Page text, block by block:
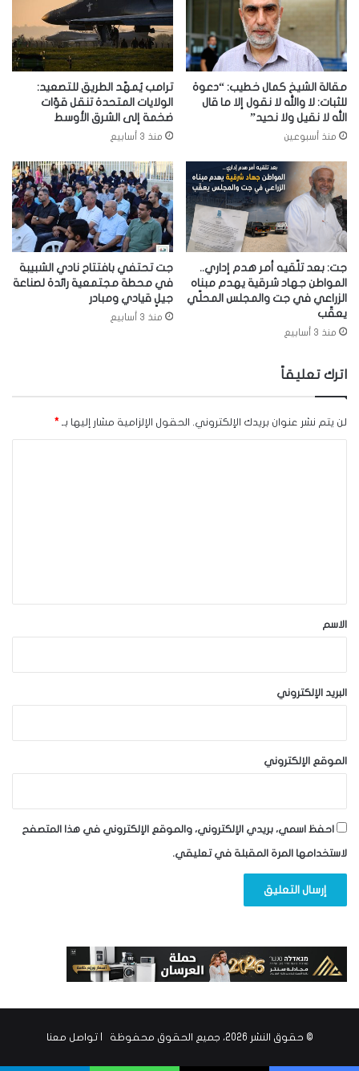
مقالة الشيخ كمال خطيب: “دعوة
للثبات: لا والله لا نقول إلا ما قال
الله لا نقيل ولا نحيد”
منذ أسبوعين
ترامب يُمهّد الطريق للتصعيد:
الولايات المتحدة تنقل قوّات
ضخمة إلى الشرق الأوسط
منذ 3 أسابيع
جت: بعد تلّقيه أمر هدم إداري..
المواطن جهاد شرقية يهدم مبناه
الزراعي في جت والمجلس المحلّي
يعقّب
منذ 3 أسابيع
جت تحتفي بافتتاح نادي الشبيبة
في محطة مجتمعية رائدة لصناعة
جيلٍ قيادي ومبادر
منذ 3 أسابيع
اترك تعليقاً
لن يتم نشر عنوان بريدك الإلكتروني. الحقول الإلزامية مشار إليها بـ *
*الاسم
البريد الإلكتروني
الموقع الإلكتروني
احفظ اسمي، بريدي الإلكتروني، والموقع الإلكتروني في هذا المتصفح
لاستخدامها المرة المقبلة في تعليقي.
© حقوق النشر 2026، جميع الحقوق محفوظة | تواصل معنا